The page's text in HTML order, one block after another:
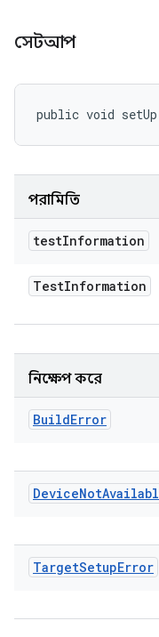
সেটআপ
public void
পরামিতি
testInformation
TestInformation
নিক্ষেপ করে
BuildError
DeviceNot
TargetSetupError